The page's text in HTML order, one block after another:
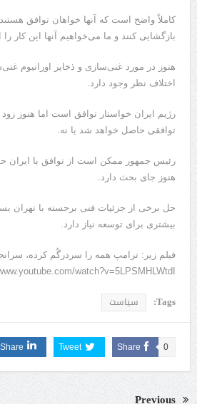
کاملاً واضح است که آنها خواهان توافق
بازگشایی کنند و ما می‌خواهیم آنها این کار را
هنوز در مورد غنی‌سازی و ذخایر اورانیوم
اختلاف نظر وجود دارد.
رژیم ایران خواستار توافق است اما هنوز
توافقی حاصل خواهد شد یا نه.
رئیس جمهور ممکن است از توافق با ایران
هنوز جای بحث دارد.
حل برخی از جزئیات فنی برجسته با تهران
بیشتری برای توسعه نیاز دارد.
فیلم زیر: ترامپ همه را سردرگُم کرده،
watch?v=5LPSMHLWtdI
Tags: سیاست
Share 0
Tweet
Share
Previous